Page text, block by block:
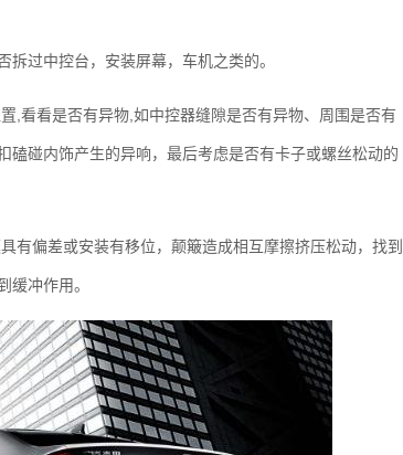
过中控台，安装屏幕，车机之类的。
,看看是否有异物,如中控器缝隙是否有异物、周围是否有
磕碰内饰产生的异响，最后考虑是否有卡子或螺丝松动的
有偏差或安装有移位，颠簸造成相互摩擦挤压松动，找到
缓冲作用。